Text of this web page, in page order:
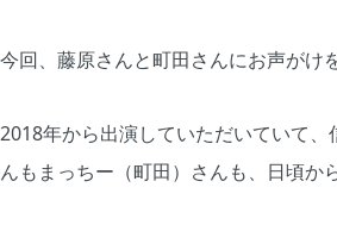
、藤原さんと町田さんにお声がけを
年から出演していただいていて
もまっちー（町田）さんも、日頃か